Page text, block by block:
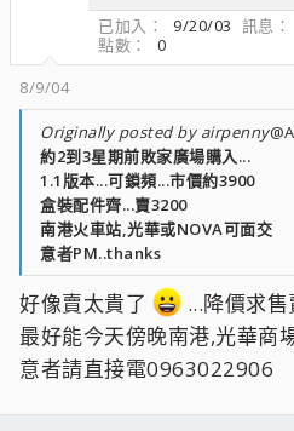
已加入
9/20/03 訊息
點數
0
8/9/04
Originally posted by airpenny
約2到3星期前敗家廣場購入...
1.1版本...可鎖頻...市價約3900
盒裝配件齊...賣3200
南港火車站,光華或NOVA可面交
意者PM..thanks
好像賣太貴了
...降價求
最好能今天傍晚南港,光華商
意者請直接電0963022906